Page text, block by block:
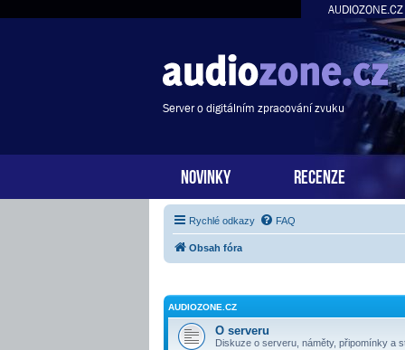
AUDIOZONE.CZ
Server o digitálním zpracování zvuku
NOVINKY RECENZE
Rychlé odkazy FAQ
Obsah fóra
AUDIOZONE.CZ
O serveru
Diskuze o serveru, náměty, připomínky a